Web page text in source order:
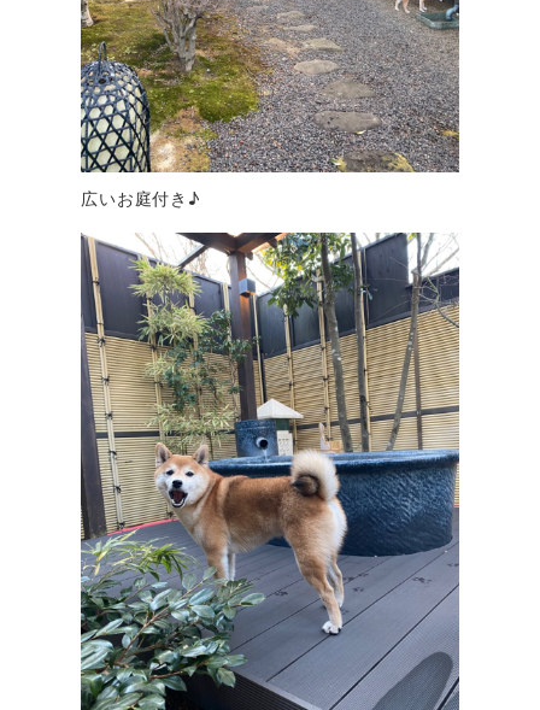
広いお庭付き♪